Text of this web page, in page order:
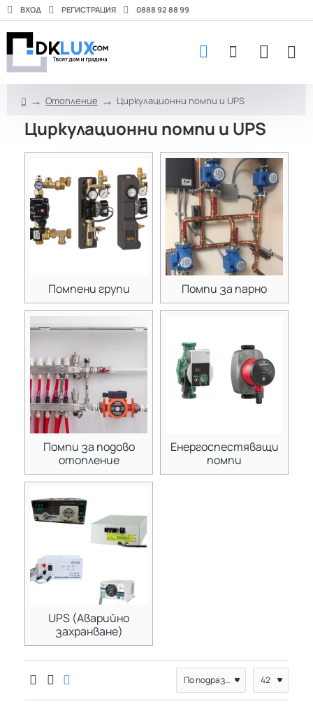
ВХОД РЕГИСТРАЦИЯ 0888 92 88 99
o
m
e
Отопление Циркулационни помпи и UPS
Циркулационни помпи и UPS
Помпени групи Помпи за парно
Помпи за подово
отопление
Енергоспестяващи
помпи
UPS (Аварийно
захранване)